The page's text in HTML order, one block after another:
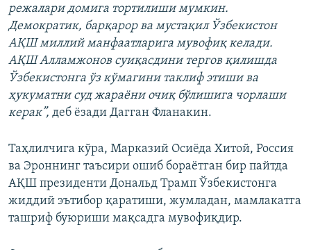
режалари домига тортилиши мумкин.
Демократик, барқарор ва мустақил Ўзбекистон
АҚШ миллий манфаатларига мувофиқ келади.
АҚШ Алламжонов суиқасдини тергов қилишда
Ўзбекистонга ўз кўмагини таклиф этиши ва
ҳукуматни суд жараёни очиқ бўлишига чорлаши
керак”, деб ёзади Дагган Фланакин.
Таҳлилчига кўра, Марказий Осиёда Хитой, Россия
ва Эроннинг таъсири ошиб бораётган бир пайтда
АҚШ президенти Дональд Трамп Ўзбекистонга
жиддий эътибор қаратиши, жумладан, мамлакатга
ташриф буюриши мақсадга мувофиқдир.